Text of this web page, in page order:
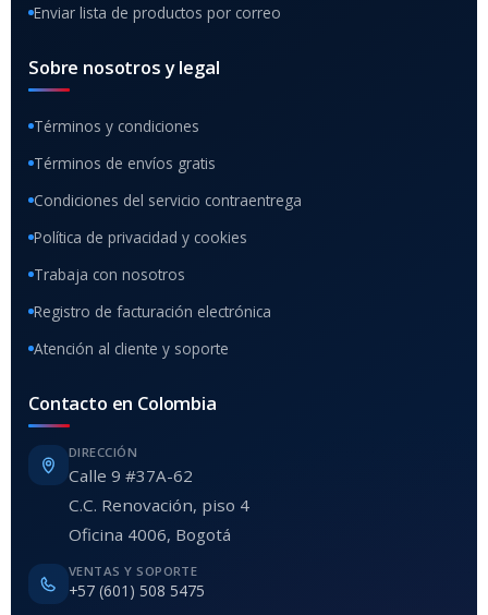
Enviar lista de productos por correo
Sobre nosotros y legal
Términos y condiciones
Términos de envíos gratis
Condiciones del servicio contraentrega
Política de privacidad y cookies
Trabaja con nosotros
Registro de facturación electrónica
Atención al cliente y soporte
Contacto en Colombia
DIRECCIÓN
Calle 9 #37A-62
C.C. Renovación, piso 4
Oficina 4006, Bogotá
VENTAS Y SOPORTE
+57 (601) 508 5475